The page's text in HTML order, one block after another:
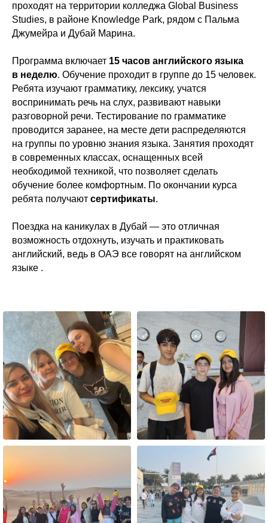
проходят на территории колледжа Global Business
Studies, в районе Knowledge Park, рядом с Пальма
Джумейра и Дубай Марина.
Программа включает 15 часов английского языка
в неделю. Обучение проходит в группе до 15 человек.
Ребята изучают грамматику, лексику, учатся
воспринимать речь на слух, развивают навыки
разговорной речи. Тестирование по грамматике
проводится заранее, на месте дети распределяются
на группы по уровню знания языка. Занятия проходят
в современных классах, оснащенных всей
необходимой техникой, что позволяет сделать
обучение более комфортным. По окончании курса
ребята получают сертификаты.
Поездка на каникулах в Дубай — это отличная
возможность отдохнуть, изучать и практиковать
английский, ведь в ОАЭ все говорят на английском
языке .